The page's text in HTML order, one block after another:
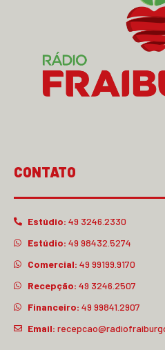
CONTATO
Estúdio: 49 3246.2330
Estúdio: 49 98432.5274
Comercial: 49 99199.9170
Recepção: 49 3246.2507
Financeiro: 49 99841.2907
Email: